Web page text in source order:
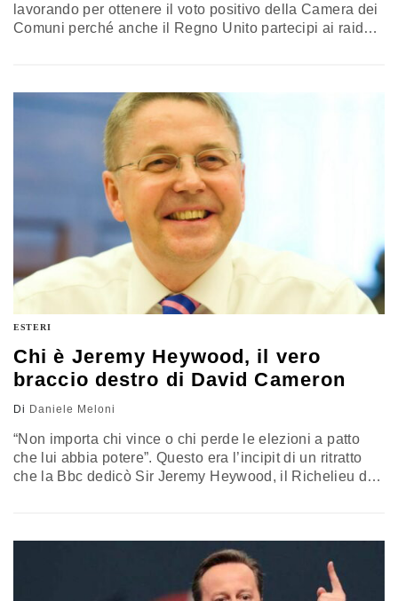
lavorando per ottenere il voto positivo della Camera dei
Comuni perché anche il Regno Unito partecipi ai raid
possibilità di andare…
ESTERI
Chi è Jeremy Heywood, il vero
braccio destro di David Cameron
Di Daniele Meloni
“Non importa chi vince o chi perde le elezioni a patto
che lui abbia potere”. Questo era l’incipit di un ritratto
che la Bbc dedicò Sir Jeremy Heywood, il Richelieu del
Ministro Tory. Il suo ruolo – simile…